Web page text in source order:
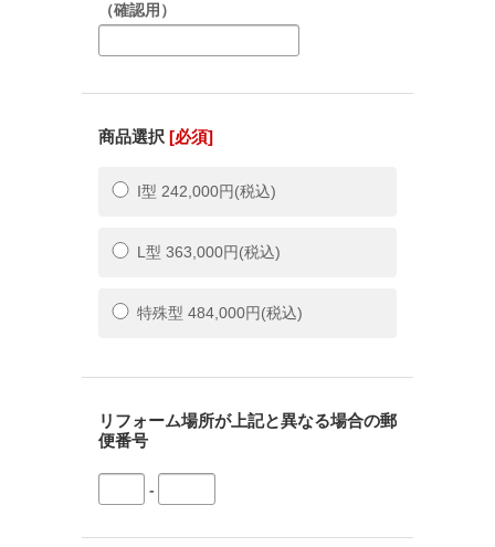
（確認用）
商品選択 [必須]
I型 242,000円(税込)
L型 363,000円(税込)
特殊型 484,000円(税込)
リフォーム場所が上記と異なる場合の郵
便番号
-